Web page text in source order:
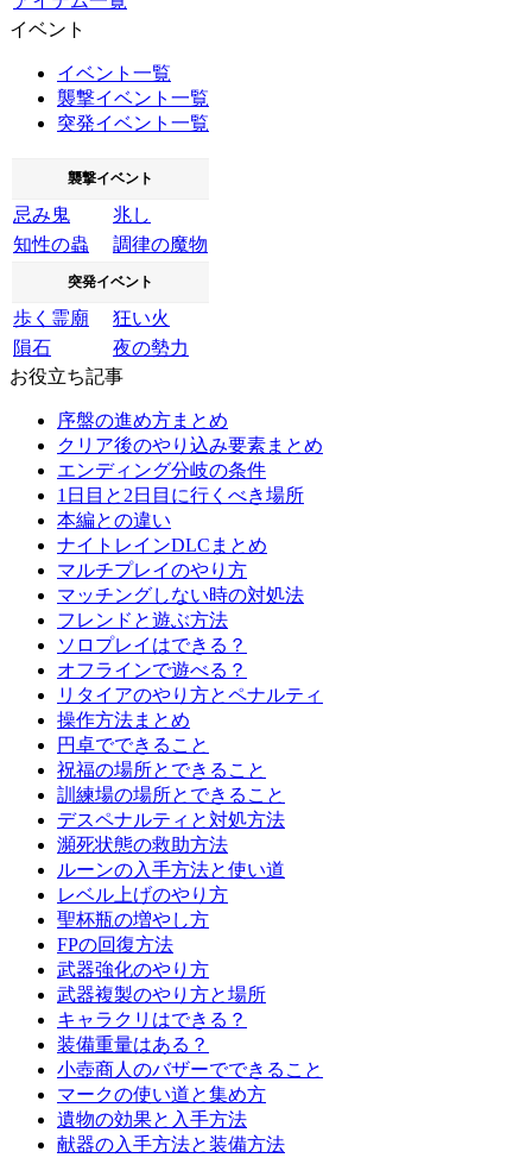
イベント
イベント一覧
襲撃イベント一覧
突発イベント一覧
襲撃イベント
忌み鬼
兆し
知性の蟲
調律の魔物
突発イベント
歩く霊廟
狂い火
隕石
夜の勢力
お役立ち記事
序盤の進め方まとめ
クリア後のやり込み要素まとめ
エンディング分岐の条件
1日目と2日目に行くべき場所
本編との違い
ナイトレインDLCまとめ
マルチプレイのやり方
マッチングしない時の対処法
フレンドと遊ぶ方法
ソロプレイはできる？
オフラインで遊べる？
リタイアのやり方とペナルティ
操作方法まとめ
円卓でできること
祝福の場所とできること
訓練場の場所とできること
デスペナルティと対処方法
瀕死状態の救助方法
ルーンの入手方法と使い道
レベル上げのやり方
聖杯瓶の増やし方
FPの回復方法
武器強化のやり方
武器複製のやり方と場所
キャラクリはできる？
装備重量はある？
小壺商人のバザーでできること
マークの使い道と集め方
遺物の効果と入手方法
献器の入手方法と装備方法